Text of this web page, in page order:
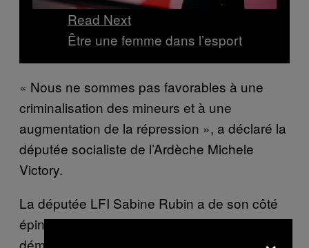
Read Next
Être une femme dans l’esport
« Nous ne sommes pas favorables à une
criminalisation des mineurs et à une
augmentation de la répression », a déclaré la
députée socialiste de l’Ardèche Michele
Victory.
La députée LFI Sabine Rubin a de son côté
épinglé une « surenchère illusoire et
démagogique ».